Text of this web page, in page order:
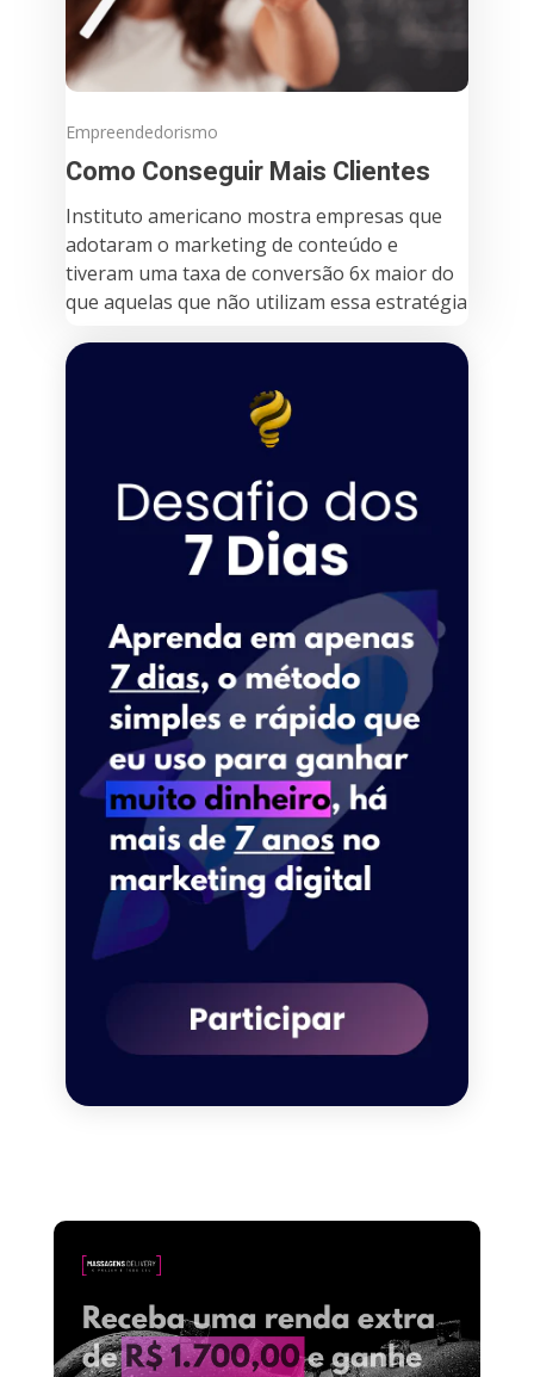
Empreendedorismo
Como Conseguir Mais Clientes
Instituto americano mostra empresas que
adotaram o marketing de conteúdo e
tiveram uma taxa de conversão 6x maior do
que aquelas que não utilizam essa estratégia